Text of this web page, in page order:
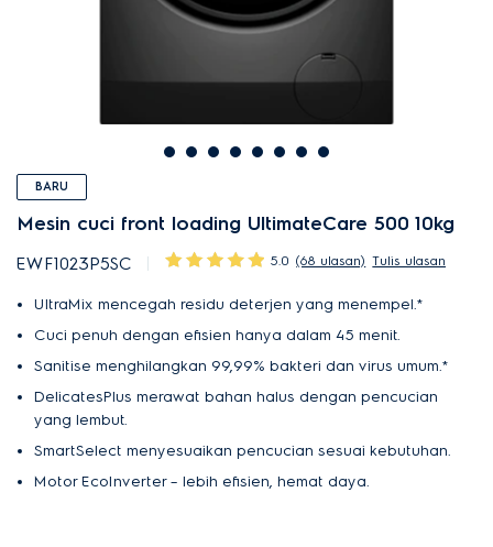
BARU
Mesin cuci front loading UltimateCare 500 10kg
EWF1023P5SC 5.0 (68 ulasan) Tulis ulasan
UltraMix mencegah residu deterjen yang menempel.*
Cuci penuh dengan efisien hanya dalam 45 menit.
Sanitise menghilangkan 99,99% bakteri dan virus umum.*
DelicatesPlus merawat bahan halus dengan pencucian
yang lembut.
SmartSelect menyesuaikan pencucian sesuai kebutuhan.
Motor EcoInverter – lebih efisien, hemat daya.